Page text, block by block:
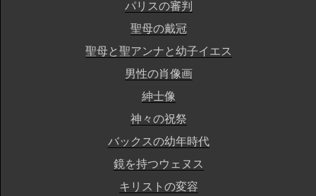
パリスの審判
聖母の戴冠
聖母と聖アンナと幼子イエス
男性の肖像画
紳士像
神々の祝祭
バックスの幼年時代
鏡を持つウェヌス
キリストの変容